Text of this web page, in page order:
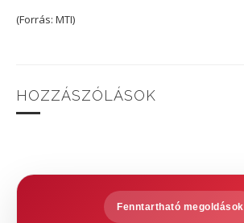
(Forrás: MTI)
HOZZÁSZÓLÁSOK
Fenntartható megoldások